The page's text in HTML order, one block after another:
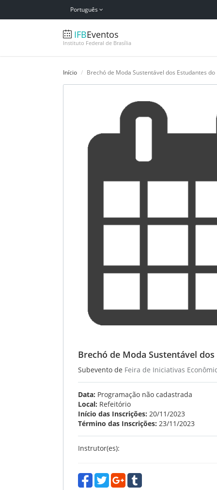
Português
IFBEventos
Instituto Federal de Brasília
Início Brechó de Moda Sustentável dos Estudantes
Brechó de Moda Sustentável
Subevento de Feira de Iniciativas
Data: Programação não cadastrada
Local: Refeitório
Início das Inscrições: 20/11/2023
Término das Inscrições: 23/11/2023
Instrutor(es):